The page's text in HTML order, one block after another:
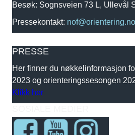
Besøk: Sognsveien 73 L, Ullevål
Pressekontakt: nof@orientering.no
PRESSE
Her finner du nøkkelinformasjon
2023 og orienteringssesongen
Klikk her